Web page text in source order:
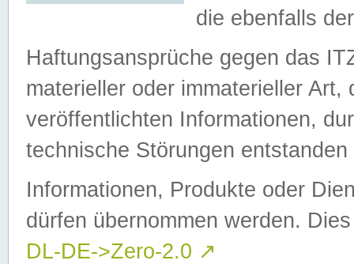
die ebenfalls
Haftungsansprüche gegen das
materieller oder immaterieller
veröffentlichten Informationen,
technische Störungen
Informationen, Produkte oder
dürfen übernommen werden.
DL-DE->Zero-2.0 ↗